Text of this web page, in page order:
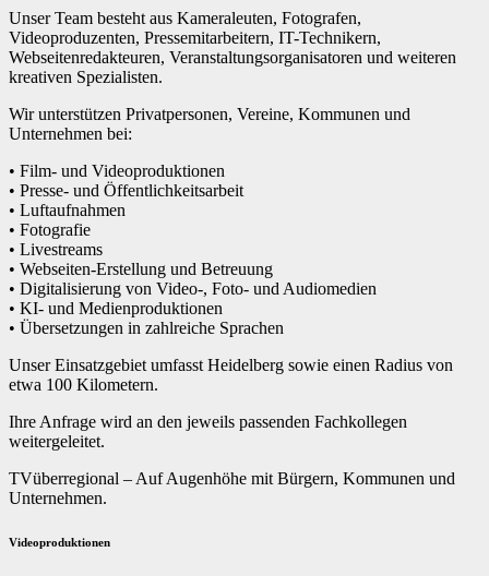
Unser Team besteht aus Kameraleuten, Fotografen,
Videoproduzenten, Pressemitarbeitern, IT-Technikern,
Webseitenredakteuren, Veranstaltungsorganisatoren und weiteren
kreativen Spezialisten.
Wir unterstützen Privatpersonen, Vereine, Kommunen und
Unternehmen bei:
• Film- und Videoproduktionen
• Presse- und Öffentlichkeitsarbeit
• Luftaufnahmen
• Fotografie
• Livestreams
• Webseiten-Erstellung und Betreuung
• Digitalisierung von Video-, Foto- und Audiomedien
• KI- und Medienproduktionen
• Übersetzungen in zahlreiche Sprachen
Unser Einsatzgebiet umfasst Heidelberg sowie einen Radius von
etwa 100 Kilometern.
Ihre Anfrage wird an den jeweils passenden Fachkollegen
weitergeleitet.
TVüberregional – Auf Augenhöhe mit Bürgern, Kommunen und
Unternehmen.
Videoproduktionen